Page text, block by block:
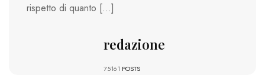
rispetto di quanto […]
redazione
75161 POSTS